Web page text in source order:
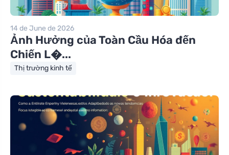
14 de June de 2026
Ảnh Hưởng của Toàn Cầu Hóa đến
Chiến L�...
Thị trường kinh tế